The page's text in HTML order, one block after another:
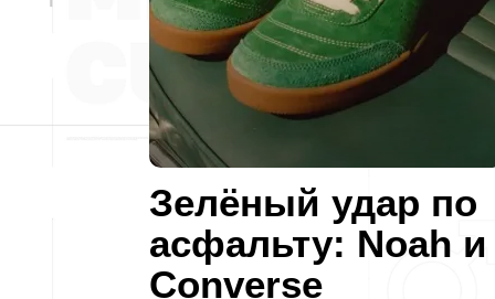
Зелёный удар по
асфальту: Noah и
Converse